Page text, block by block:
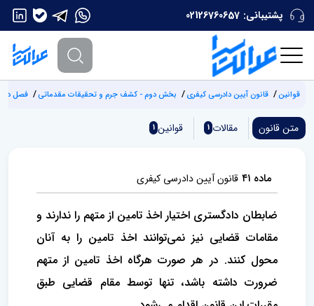
پشتیبانی: 02126760657
قوانین قانون آیین دادرسی کیفری بخش دوم - کشف جرم و تحقیقات مقدماتی فصل دوم
متن قانون مقالات 1 قوانین 1
ماده ۴۱ قانون آیین دادرسی کیفری
ضابطان دادگستری اختیار اخذ تامین از متهم را ندارند و
مقامات قضایی نیز نمی‌توانند اخذ تامین را به آنان
محول کنند. در هر صورت هرگاه اخذ تامین از متهم
ضرورت داشته باشد، تنها توسط مقام قضایی طبق